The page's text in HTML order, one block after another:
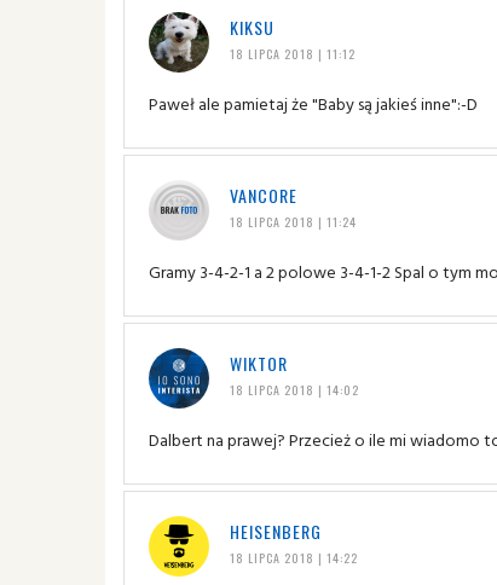
KIKSU
18 LIPCA 2018 | 11:12
Paweł ale pamietaj że "Baby są jakieś inne":-D
VANCORE
18 LIPCA 2018 | 11:24
Gramy 3-4-2-1 a 2 polowe 3-4-1-2 Spal o tym
WIKTOR
18 LIPCA 2018 | 14:02
Dalbert na prawej? Przecież o ile mi wiadomo
HEISENBERG
18 LIPCA 2018 | 14:22